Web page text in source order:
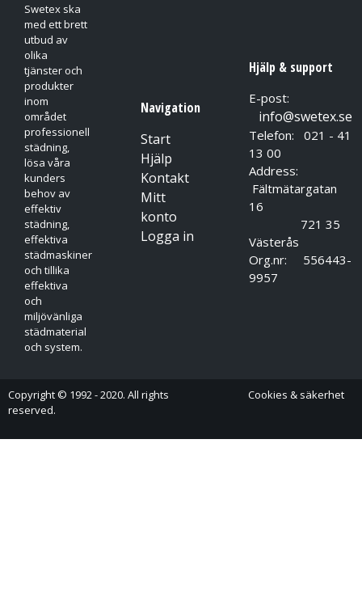
Swetex ska
med ett brett
utbud av
olika
tjänster och
produkter
inom
området
professionell
städning,
lösa våra
kunders
behov av
effektiv
städning,
effektiva
städmaskiner
och tillika
effektiva
och
miljövänliga
städmaterial
och system.
Navigation
Start
Hjälp
Kontakt
Mitt
konto
Logga in
Hjälp & support
E-post:
info@swetex.se
Telefon: 021 - 41
13 00
Address:
Fältmätargatan
16
721 35
Västerås
Org.nr: 556443-
9957
Copyright © 1992 - 2020. All rights
reserved.
Cookies & säkerhet